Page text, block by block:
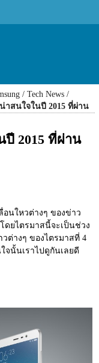
Tech News
าสนใจในปี 2015 ที่ผ่าน
ปี 2015 ที่ผ่าน
อนใหวต่างๆ ของข่าว
โดยไตรมาสนี้จะเป็นช่วง
ต่างๆ ของไตรมาสที่ 4
จนั้นเราไปดูกันเลยดี